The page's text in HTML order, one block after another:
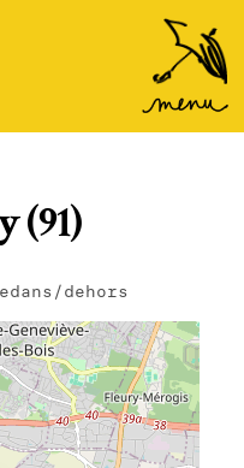
Accéder
au
menu
(91)
dehors